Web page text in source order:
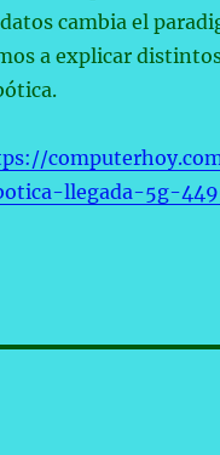
cambia el
a explicar
llegada-5g-